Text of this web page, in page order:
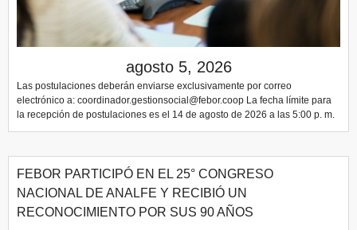
agosto 5, 2026
Las postulaciones deberán enviarse exclusivamente por correo
electrónico a: coordinador.gestionsocial@febor.coop La fecha límite para
la recepción de postulaciones es el 14 de agosto de 2026 a las 5:00 p. m.
FEBOR PARTICIPÓ EN EL 25° CONGRESO
NACIONAL DE ANALFE Y RECIBIÓ UN
RECONOCIMIENTO POR SUS 90 AÑOS